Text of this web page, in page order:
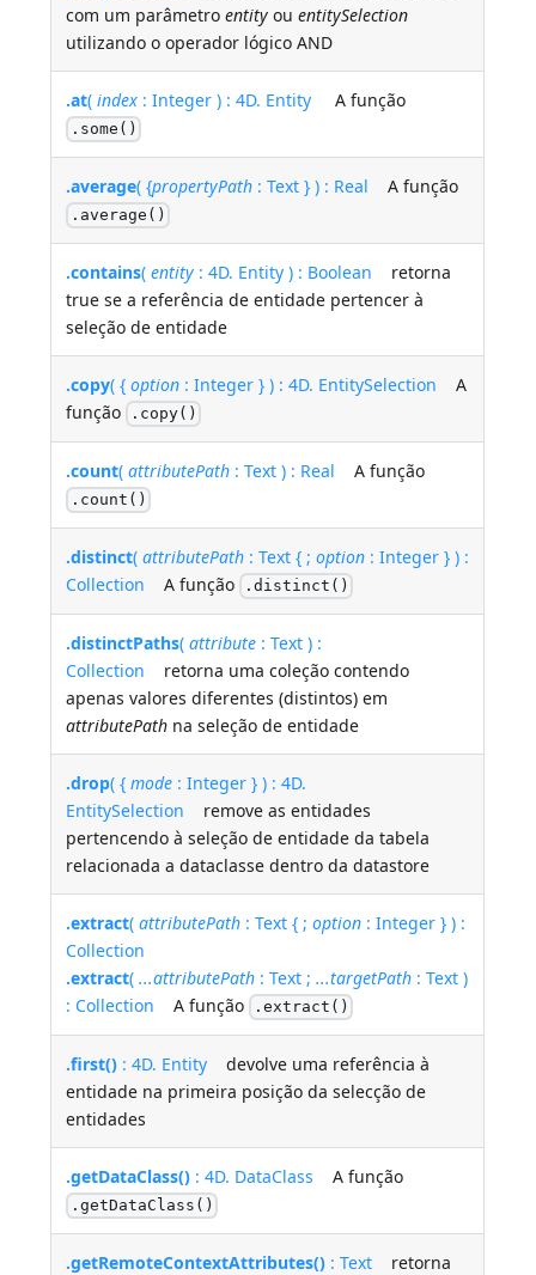
com um parâmetroentity ouentitySelection
utilizando o operador lógico AND
.at(index : Integer ) : 4D. Entity A função
.some()
.average( {propertyPath : Text } ) : Real A função
.average()
.contains(entity : 4D. Entity ) : Boolean retorna
true se a referência de entidade pertencer à
seleção de entidade
.copy( {option : Integer } ) : 4D. EntitySelection A
função .copy()
.count(attributePath : Text ) : Real A função
.count()
.distinct(attributePath : Text { ;option : Integer } ) :
Collection A função .distinct()
.distinctPaths(attribute : Text ) :
Collection retorna uma coleção contendo
apenas valores diferentes (distintos) em
attributePath na seleção de entidade
.drop( {mode : Integer } ) : 4D.
EntitySelection remove as entidades
pertencendo à seleção de entidade da tabela
relacionada a dataclasse dentro da datastore
.extract(attributePath : Text { ;option : Integer } ) :
Collection
.extract(...attributePath : Text ;...targetPath : Text )
: Collection A função .extract()
.first() : 4D. Entity devolve uma referência à
entidade na primeira posição da selecção de
entidades
.getDataClass() : 4D. DataClass A função
.getDataClass()
.getRemoteContextAttributes() : Text retorna